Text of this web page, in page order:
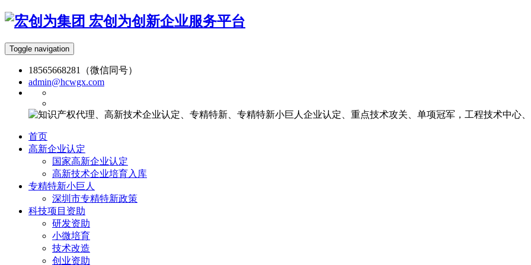
宏创为创新企业服务平台
Toggle navigation
18565668281（微信同号）
admin@hcwgx.com
首页
高新企业认定
国家高新企业认定
高新技术企业培育入库
专精特新小巨人
深圳市专精特新政策
科技项目资助
研发资助
小微培育
技术改造
创业资助